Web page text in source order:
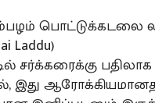
பொட்டுக்கடலை
Laddu)
சர்க்கரைக்கு
இது